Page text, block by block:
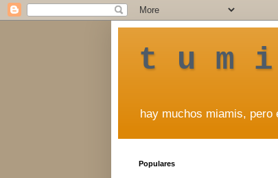
t u m
hay muchos miamis, pero
Populares